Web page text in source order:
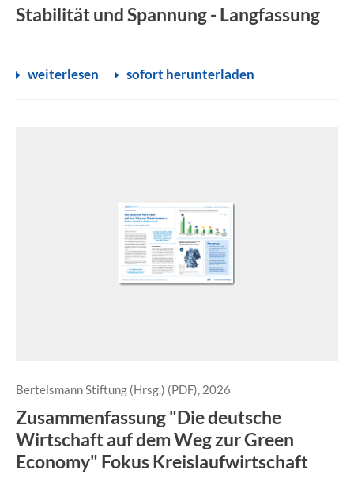
Stabilität und Spannung - Langfassung
weiterlesen sofort herunterladen
Bertelsmann Stiftung (Hrsg.) (PDF), 2026
Zusammenfassung "Die deutsche
Wirtschaft auf dem Weg zur Green
Economy" Fokus Kreislaufwirtschaft